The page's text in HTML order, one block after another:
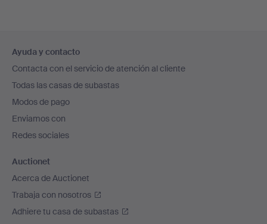
en
el
pie
de
página
Ayuda y contacto
Contacta con el servicio de atención al cliente
Todas las casas de subastas
Modos de pago
Enviamos con
Redes sociales
Auctionet
Acerca de Auctionet
Trabaja con nosotros
Adhiere tu casa de subastas